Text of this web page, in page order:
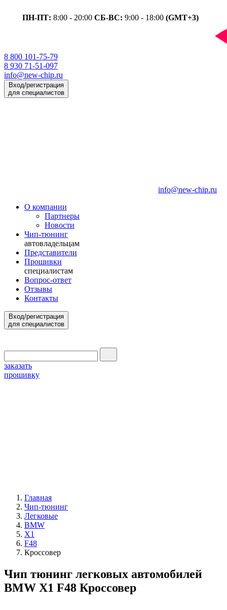
ПН-ПТ: 8:00 - 20:00 СБ-ВС: 9:00 - 18:00 (GMT+3)
8 800 101-75-79
8 930 71-51-097
info@new-chip.ru
Вход/регистрация
для специалистов
info@new-chip.ru
О компании
Партнеры
Новости
Чип-тюнинг
автовладельцам
Представители
Прошивки
специалистам
Вопрос-ответ
Отзывы
Контакты
Вход/регистрация
для специалистов
заказать
прошивку
Главная
Чип-тюнинг
Легковые
BMW
X1
F48
Кроссовер
Чип тюнинг легковых автомобилей
BMW X1 F48 Кроссовер